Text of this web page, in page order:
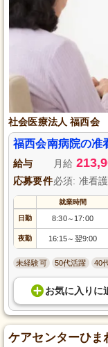
社会医療法人 福西会
福西会南病院の准
給与 月給
応募要件必須: 准看
就業時間
日勤 8:30～ 17:00
夜勤 16:15～ 翌9:00
未経験可 50代活躍 40
お気に入り に
ケアセンターひま